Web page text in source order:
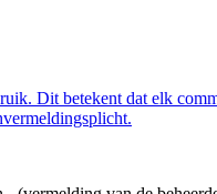
Dit betekent dat elk